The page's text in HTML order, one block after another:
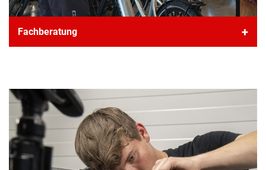
Fachberatung
man auf einem Rad das wirklich zu dir passt. Komm
vorbei, lass dich beraten und nutze die Möglichkeit